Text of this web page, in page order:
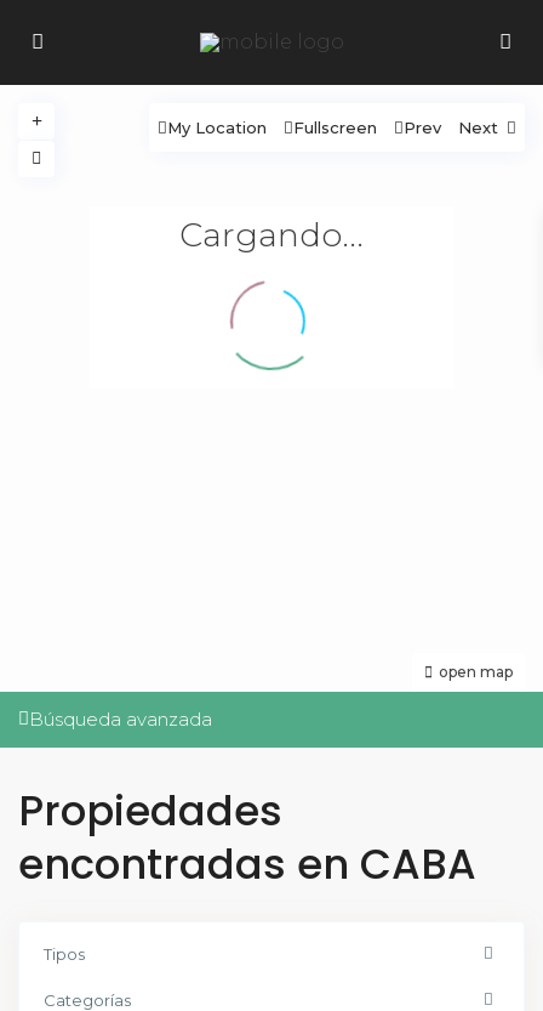
Cargando...
open map
My Location Fullscreen Prev Next
Búsqueda avanzada
Propiedades
encontradas en CABA
Tipos
Categorías